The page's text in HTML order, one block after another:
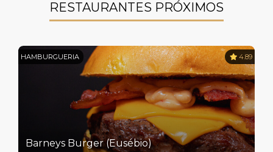
RESTAURANTES PRÓXIMOS
HAMBURGUERIA 4.89
Barneys Burger (Eusébio)